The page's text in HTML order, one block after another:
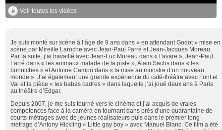
Voir toutes les vidéos
Je suis monté sur scène à l’âge de 9 ans dans « en attendant Godot » mise en
scène par Mireille Laroche avec Jean-Paul Farré et Jean-Jacques Moreau.
Par la suite, j’ai travaillé avec Jean-Luc Moreau dans « l’avare », Jean-Paul
Farré dans « les animaux malade de la piste », Alain Sachs dans « les
bonniches » et Antoine Campo dans « la mise au monstre d’un nouveau
monde ». J’ai également une grande expérience du café-théâtre avec Font et
Val et la pièce « les babas cadres » dans laquelle j’ai joué deux ans à Paris
au théâtre d’Edgar.
Depuis 2007, je me suis tourné vers le cinéma et j’ai acquis de vraies
compétences face à la caméra en tournant dans près d’une quarantaine de
courts-métrages avec de jeunes réalisateurs puis dans le premier long-
métrage d’Antony Hickling « Little gay boy » avec Manuel Blanc. Ce film a été